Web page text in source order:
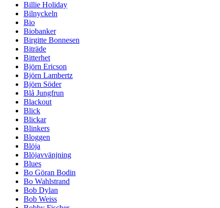
Billie Holiday
Bilnyckeln
Bio
Biobanker
Birgitte Bonnesen
Biträde
Bitterhet
Björn Ericson
Björn Lambertz
Björn Söder
Blå Jungfrun
Blackout
Blick
Blickar
Blinkers
Bloggen
Blöja
Blöjavvänjning
Blues
Bo Göran Bodin
Bo Wahlstrand
Bob Dylan
Bob Weiss